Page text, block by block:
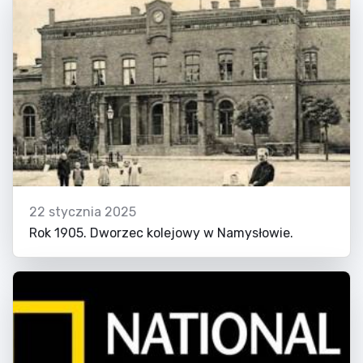
22 stycznia 2025
Rok 1905. Dworzec kolejowy w Namysłowie.